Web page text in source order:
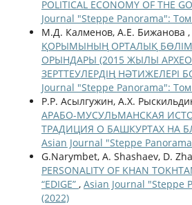
POLITICAL ECONOMY OF THE
Journal "Steppe Panorama":
М.Д. Калменов, А.Е. Бижанова ,
ҚОРЫМЫНЫҢ ОРТАЛЫҚ
ОРЫНДАРЫ (2015 ЖЫЛЫ
ЗЕРТТЕУЛЕРДІҢ НӘТИЖЕЛЕРІ
Journal "Steppe Panorama":
Р.Р. Асылгужин, А.Х.
АРАБО-МУСУЛЬМАНСКАЯ
ТРАДИЦИЯ О БАШКУРТАХ НА
Asian Journal "Steppe
G.Narymbet, A. Shashaev, D.
PERSONALITY OF KHAN
“EDIGE” , Asian Journal "Steppe
(2022)